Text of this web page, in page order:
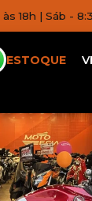
18h | Sáb -
ESTOQUE